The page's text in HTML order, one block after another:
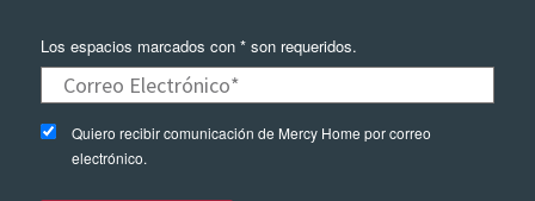
Los espacios marcados con * son requeridos.
Quiero recibir comunicación de Mercy Home por correo
electrónico.